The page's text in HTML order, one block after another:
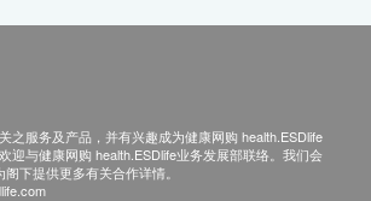
之服务及产品，并有兴趣成为健康网购 health.ESDlife
迎与健康网购 health.ESDlife业务发展部联络。我们会
下提供更多有关合作详情。